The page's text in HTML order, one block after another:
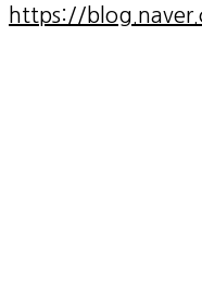
https://